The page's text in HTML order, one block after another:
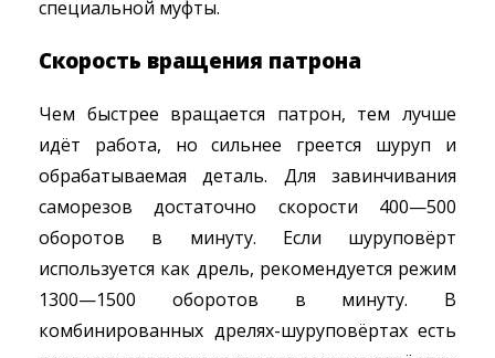
специальной муфты.
Скорость вращения патрона
Чем быстрее вращается патрон, тем лучше
идёт работа, но сильнее греется шуруп и
обрабатываемая деталь. Для завинчивания
саморезов достаточно скорости 400—500
оборотов в минуту. Если шуруповёрт
используется как дрель, рекомендуется режим
1300—1500 оборотов в минуту. В
комбинированных дрелях-шуруповёртах есть